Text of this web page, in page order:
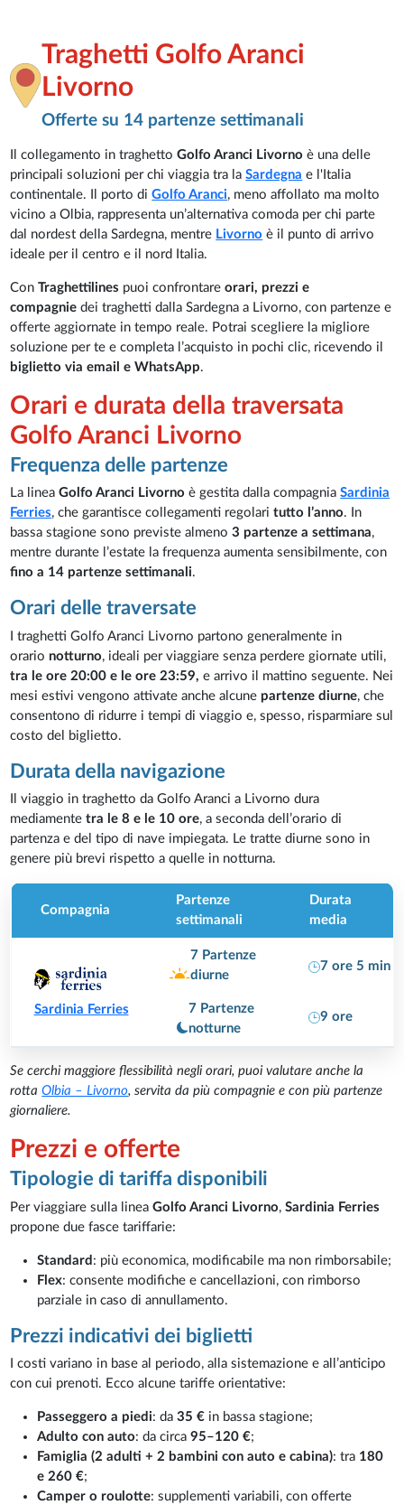
Traghetti Golfo Aranci
Livorno
Offerte su 14 partenze settimanali
Il collegamento in traghettoGolfo Aranci Livorno è una delle
principali soluzioni per chi viaggia tra laSardegna e l'Italia
continentale. Il porto diGolfo Aranci, meno affollato ma molto
vicino a Olbia, rappresenta un’alternativa comoda per chi parte
dal nordest della Sardegna, mentre Livorno è il punto di arrivo
ideale per il centro e il nord Italia.
ConTraghettilines puoi confrontareorari, prezzi e
compagniedei traghetti dalla Sardegna a Livorno, con partenze e
offerte aggiornate in tempo reale. Potrai scegliere la migliore
soluzione per te e completa l’acquisto in pochi clic, ricevendo il
biglietto via email e WhatsApp.
Orari e durata della traversata
Golfo Aranci Livorno
Frequenza delle partenze
La lineaGolfo Aranci Livorno è gestita dalla compagniaSardinia
Ferries, che garantisce collegamenti regolaritutto l’anno. In
bassa stagione sono previste almeno3 partenze a settimana,
mentre durante l’estate la frequenza aumenta sensibilmente, con
fino a 14 partenze settimanali.
Orari delle traversate
I traghetti Golfo Aranci Livorno partono generalmente in
orario notturno, ideali per viaggiare senza perdere giornate utili,
tra le ore 20:00 e le ore 23:59, e arrivo il mattino seguente. Nei
mesi estivi vengono attivate anche alcune partenze diurne, che
consentono di ridurre i tempi di viaggio e, spesso, risparmiare sul
costo del biglietto.
Durata della navigazione
Il viaggio in traghetto da Golfo Aranci a Livorno dura
mediamentetra le 8 e le 10 ore, a seconda dell’orario di
partenza e del tipo di nave impiegata. Le tratte diurne sono in
genere più brevi rispetto a quelle in notturna.
Compagnia
Partenze
settimanali
Durata
media
Sardinia Ferries
7 Partenze
diurne
7 Partenze
notturne
7 ore 5 min
9 ore
Se cerchi maggiore flessibilità negli orari, puoi valutare anche la
rottaOlbia – Livorno, servita da più compagnie e con più partenze
giornaliere.
Prezzi e offerte
Tipologie di tariffa disponibili
Per viaggiare sulla lineaGolfo Aranci Livorno,Sardinia Ferries
propone due fasce tariffarie:
Standard : più economica, modificabile ma non rimborsabile;
Flex: consente modifiche e cancellazioni, con rimborso
parziale in caso di annullamento.
Prezzi indicativi dei biglietti
I costi variano in base al periodo, alla sistemazione e all’anticipo
con cui prenoti. Ecco alcune tariffe orientative:
Passeggero a piedi: da35 € in bassa stagione;
Adulto con auto: da circa95–120 €;
Famiglia (2 adulti + 2 bambini con auto e cabina): tra 180
e 260 €;
Camper o roulotte: supplementi variabili, con offerte